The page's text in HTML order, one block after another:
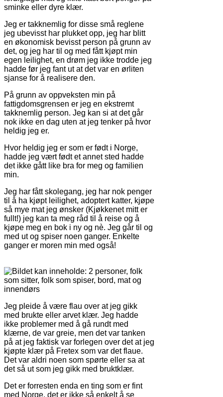
sminke eller dyre klær.
Jeg er takknemlig for disse små reglene
jeg ubevisst har plukket opp, jeg har blitt
en økonomisk bevisst person på grunn av
det, og jeg har til og med fått kjøpt min
egen leilighet, en drøm jeg ikke trodde jeg
hadde før jeg fant ut at det var en ørliten
sjanse for å realisere den.
På grunn av oppveksten min på
fattigdomsgrensen er jeg en ekstremt
takknemlig person. Jeg kan si at det går
nok ikke en dag uten at jeg tenker på hvor
heldig jeg er.
Hvor heldig jeg er som er født i Norge,
hadde jeg vært født et annet sted hadde
det ikke gått like bra for meg og familien
min.
Jeg har fått skolegang, jeg har nok penger
til å ha kjøpt leilighet, adoptert katter, kjøpe
så mye mat jeg ønsker (Kjøkkenet mitt er
fullt!) jeg kan ta meg råd til å reise og å
kjøpe meg en bok i ny og nè. Jeg går til og
med ut og spiser noen ganger. Enkelte
ganger er moren min med også!
Jeg pleide å være flau over at jeg gikk
med brukte eller arvet klær. Jeg hadde
ikke problemer med å gå rundt med
klærne, de var greie, men det var tanken
på at jeg faktisk var forlegen over det at jeg
kjøpte klær på Fretex som var det flaue.
Det var aldri noen som spørte eller sa at
det så ut som jeg gikk med bruktklær.
Det er forresten enda en ting som er fint
med Norge, det er ikke så enkelt å se